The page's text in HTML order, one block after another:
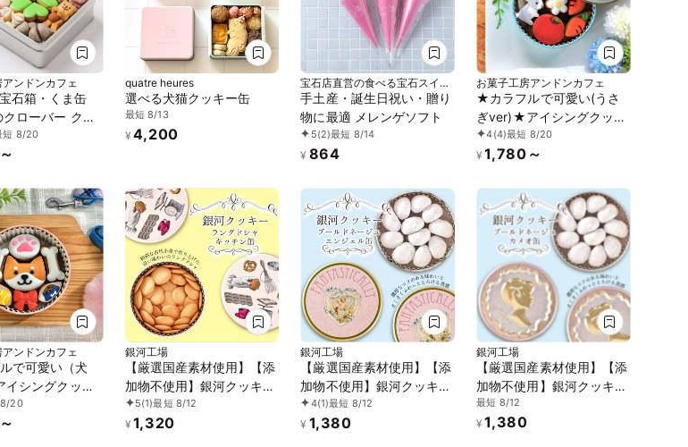
ンドンカフェ
石箱・くま缶
ローバー クッ
ンゲ、焼き菓子
短 8/20
quatre heures
選べる犬猫クッキー缶
最短 8/13
¥ 4,200
宝石店直営の食べる宝石スイー
ツ店ビジュエルパフェ
手土産・誕生日祝い・贈り
物に最適 メレンゲソフト
5(2)最短 8/14
¥ 864
お菓子工房アンドンカフェ
★カラフルで可愛い(うさ
ぎver)★アイシングクッキ
ー＆ザクザククッキー缶
4(4)最短 8/20
¥ 1,780～
ンドンカフェ
で可愛い（犬
シングクッキ
ククッキー缶
8/20
銀河工場
【厳選国産素材使用】【添
加物不使用】銀河クッキー
ラングドシャ キッチン缶
5(1)最短 8/12
¥ 1,320
銀河工場
【厳選国産素材使用】【添
加物不使用】銀河クッキー
ブールドネージュ エンジ
ェル缶
4(1)最短 8/12
¥ 1,380
銀河工場
【厳選国産素材使用】【添
加物不使用】銀河クッキー
ブールドネージュ カメオ
缶
最短 8/12
¥ 1,380